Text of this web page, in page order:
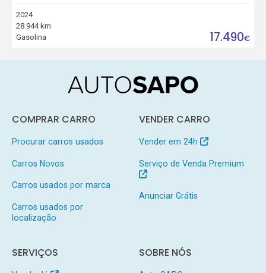
2024
28.944 km
Gasolina
17.490€
COMPRAR CARRO
Procurar carros usados
Carros Novos
Carros usados por marca
Carros usados por
localização
VENDER CARRO
Vender em 24h
Serviço de Venda Premium
Anunciar Grátis
SERVIÇOS SOBRE NÓS